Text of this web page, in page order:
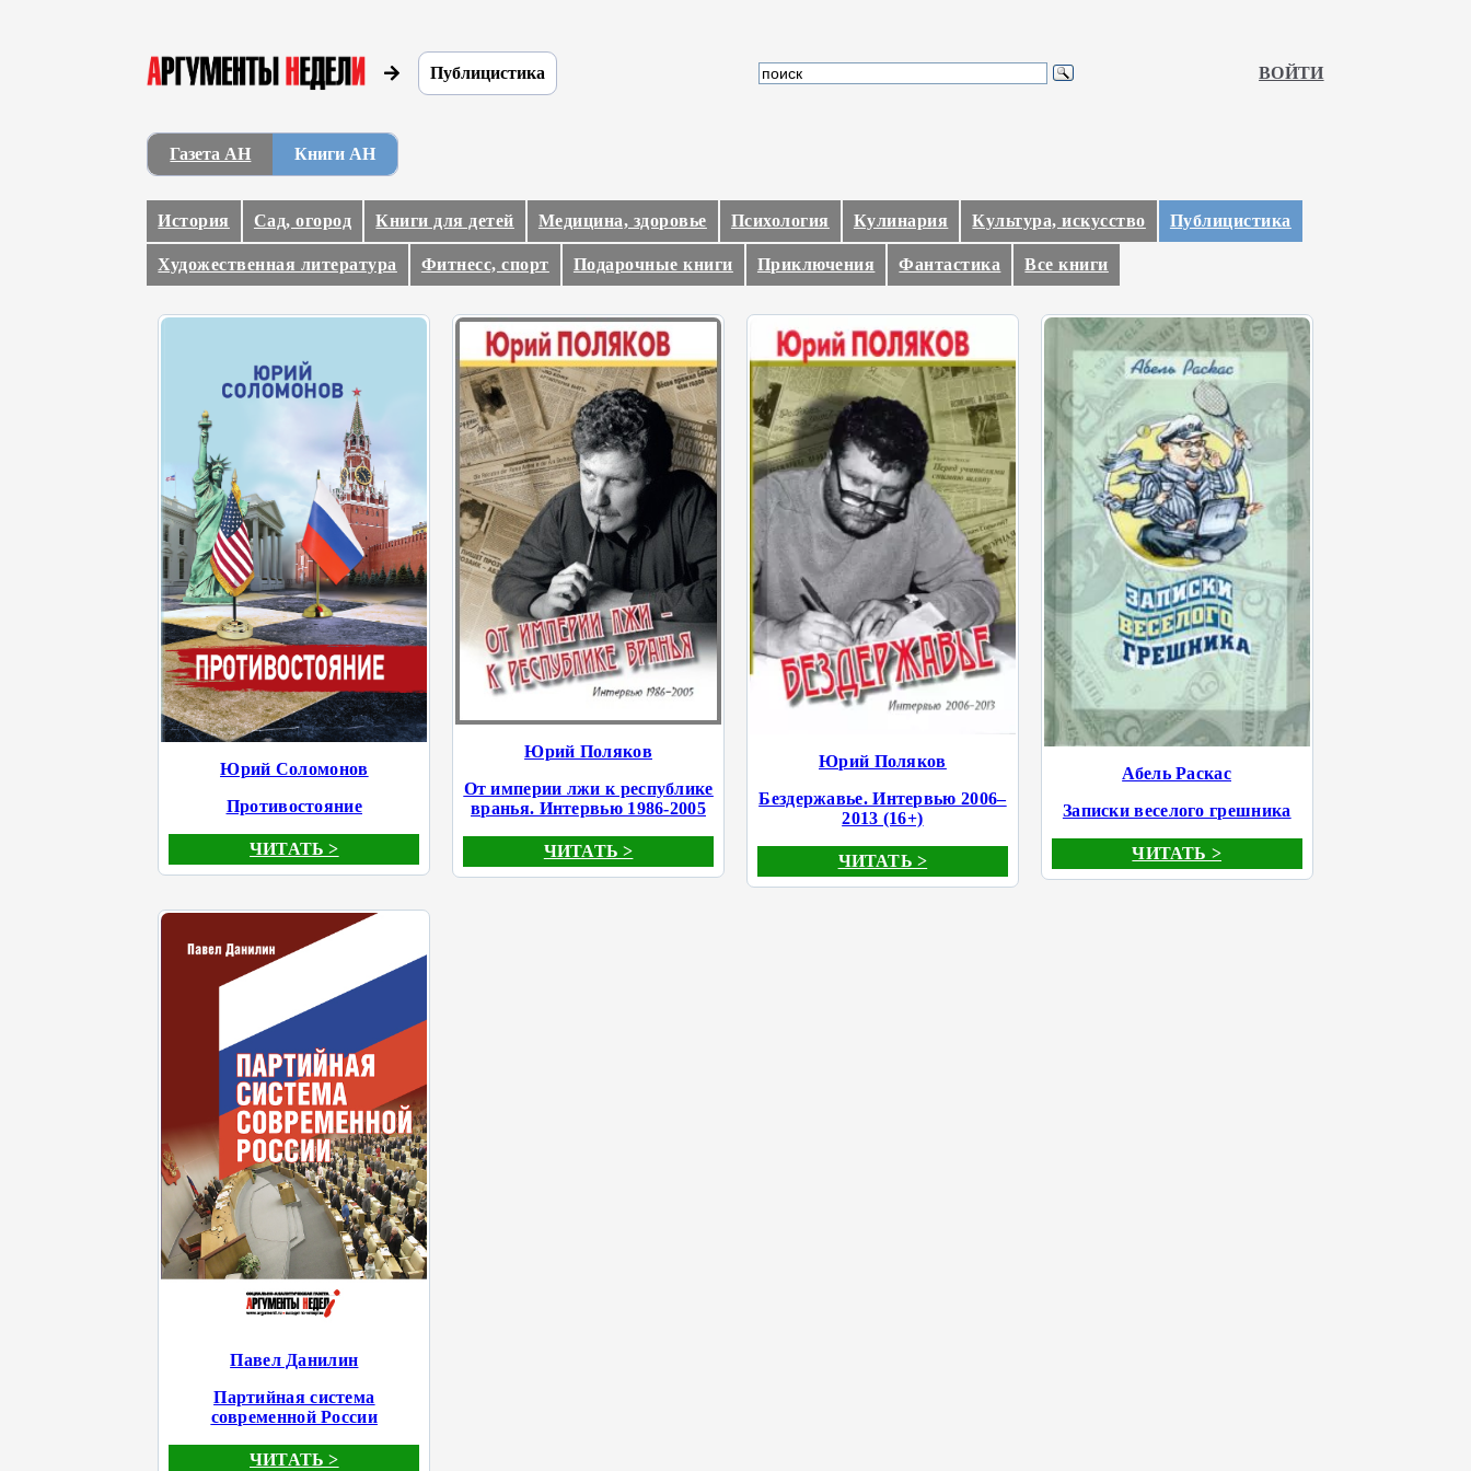
Публицистика ВОЙТИ
Газета АН Книги АН
История Сад, огород Книги для детей Медицина, здоровье Психология Кулинария Культура, искусство Публицистика
Художественная литература Фитнесс, спорт Подарочные книги Приключения Фантастика Все книги
Юрий Соломонов
Противостояние
ЧИТАТЬ >
Юрий Поляков
От империи лжи к республике
вранья. Интервью 1986-2005
ЧИТАТЬ >
Юрий Поляков
Бездержавье. Интервью 2006–
2013 (16+)
ЧИТАТЬ >
Абель Раскас
Записки веселого грешника
ЧИТАТЬ >
Павел Данилин
Партийная система
современной России
ЧИТАТЬ >